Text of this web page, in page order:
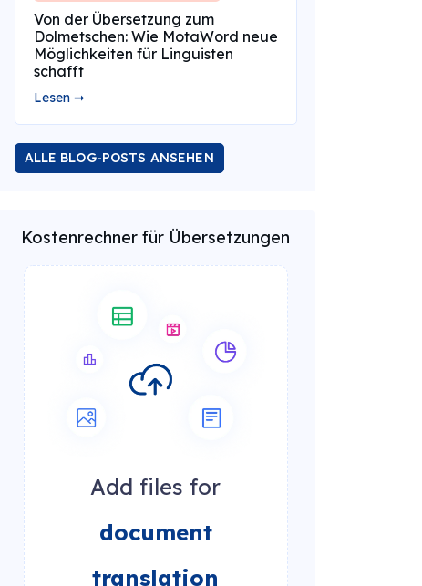
Von der Übersetzung zum
Dolmetschen: Wie MotaWord neue
Möglichkeiten für Linguisten
schafft
Lesen ➞
ALLE BLOG-POSTS ANSEHEN
Kostenrechner für Übersetzungen
Add files for
document
translation